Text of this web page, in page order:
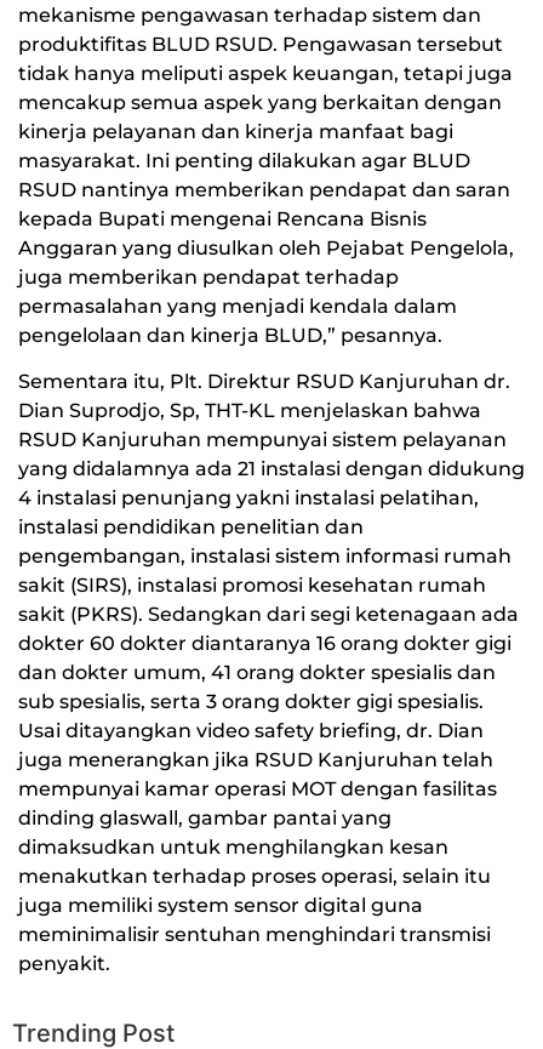
mekanisme pengawasan terhadap sistem dan
produktifitas BLUD RSUD. Pengawasan tersebut
tidak hanya meliputi aspek keuangan, tetapi juga
mencakup semua aspek yang berkaitan dengan
kinerja pelayanan dan kinerja manfaat bagi
masyarakat. Ini penting dilakukan agar BLUD
RSUD nantinya memberikan pendapat dan saran
kepada Bupati mengenai Rencana Bisnis
Anggaran yang diusulkan oleh Pejabat Pengelola,
juga memberikan pendapat terhadap
permasalahan yang menjadi kendala dalam
pengelolaan dan kinerja BLUD,” pesannya.
Sementara itu, Plt. Direktur RSUD Kanjuruhan dr.
Dian Suprodjo, Sp, THT-KL menjelaskan bahwa
RSUD Kanjuruhan mempunyai sistem pelayanan
yang didalamnya ada 21 instalasi dengan didukung
4 instalasi penunjang yakni instalasi pelatihan,
instalasi pendidikan penelitian dan
pengembangan, instalasi sistem informasi rumah
sakit (SIRS), instalasi promosi kesehatan rumah
sakit (PKRS). Sedangkan dari segi ketenagaan ada
dokter 60 dokter diantaranya 16 orang dokter gigi
dan dokter umum, 41 orang dokter spesialis dan
sub spesialis, serta 3 orang dokter gigi spesialis.
Usai ditayangkan video safety briefing, dr. Dian
juga menerangkan jika RSUD Kanjuruhan telah
mempunyai kamar operasi MOT dengan fasilitas
dinding glaswall, gambar pantai yang
dimaksudkan untuk menghilangkan kesan
menakutkan terhadap proses operasi, selain itu
juga memiliki system sensor digital guna
meminimalisir sentuhan menghindari transmisi
penyakit.
Trending Post